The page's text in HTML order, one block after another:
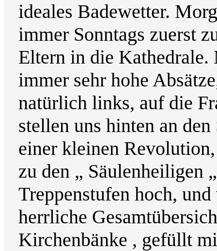
ideales Badewetter.
immer Sonntags zuerst
Eltern in die
immer sehr hohe
natürlich links, auf die
stellen uns hinten an
einer kleinen
zu den „ Säulenheiligen
Treppenstufen hoch,
herrliche
Kirchenbänke , gefüllt